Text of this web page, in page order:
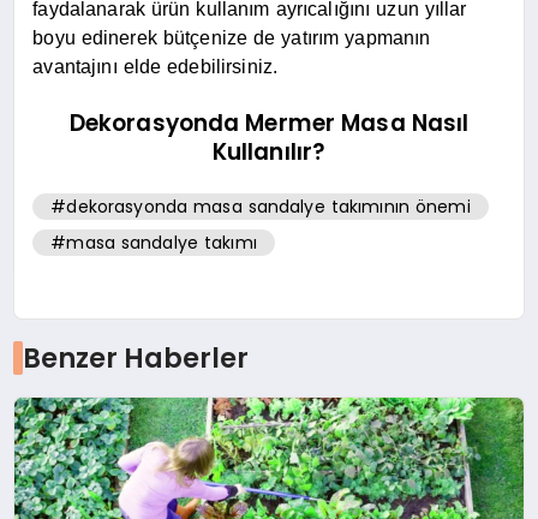
faydalanarak ürün kullanım ayrıcalığını uzun yıllar
boyu edinerek bütçenize de yatırım yapmanın
avantajını elde edebilirsiniz.
Dekorasyonda Mermer Masa Nasıl
Kullanılır?
#dekorasyonda masa sandalye takımının önemi
#masa sandalye takımı
Benzer Haberler